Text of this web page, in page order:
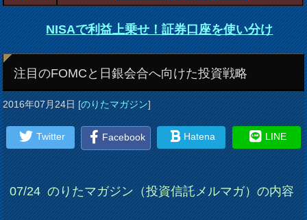
NISAで利益上乗せ！証券口座を使い分け
注目のFOMCと日銀会合へ向けた投資戦略
2016年07月24日[のりたマガジン]
Twitter Facebook Hatena LINE
07/24 のりたマガジン（投資信託メルマガ）の内容